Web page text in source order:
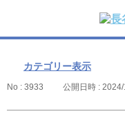
カテゴリー表示
No : 3933 公開日時 :